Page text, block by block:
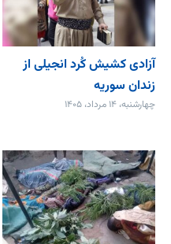
آزادی کشیش کُرد انجیلی از
زندان سوریه
چهارشنبه، ۱۴ مرداد، ۱۴۰۵